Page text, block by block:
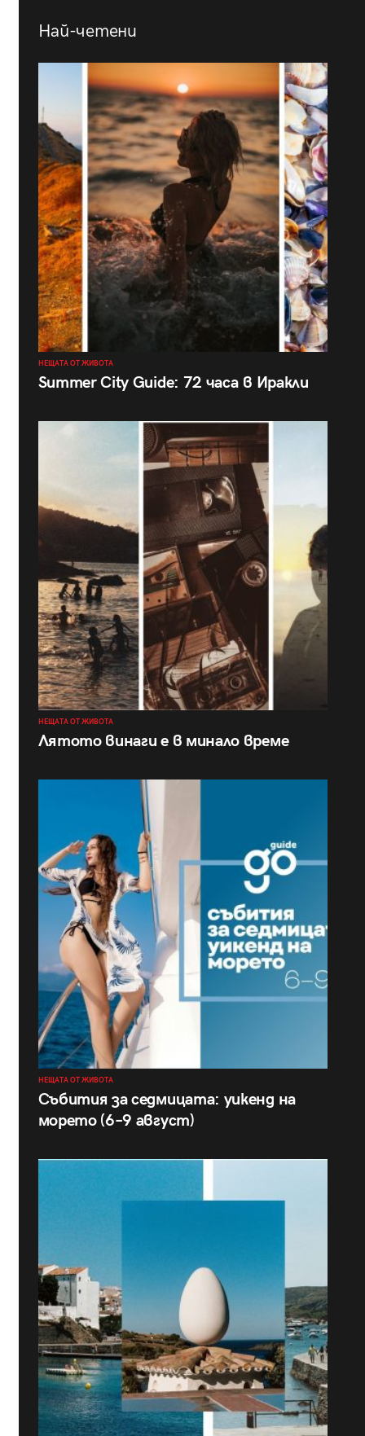
Най-четени
НЕЩАТА ОТ ЖИВОТА
Summer City Guide: 72 часа в Иракли
НЕЩАТА ОТ ЖИВОТА
Лятото винаги е в минало време
НЕЩАТА ОТ ЖИВОТА
Събития за седмицата: уикенд на
морето (6–9 август)